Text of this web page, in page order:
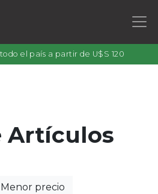
el país a partir de U$S 120
×
Artículos
Menor precio